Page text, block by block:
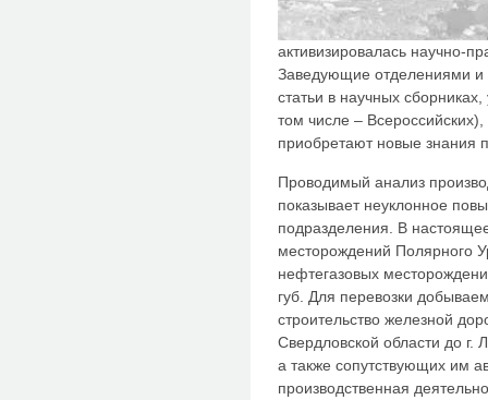
активизировалась научно-
Заведующие отделениями и
статьи в научных
том числе –
приобретают новые знания
Проводимый анализ
показывает неуклонное
подразделения. В
месторождений Полярного
нефтегазовых
губ. Для перевозки
строительство железной
Свердловской области до г.
а также сопутствующих им
производственная